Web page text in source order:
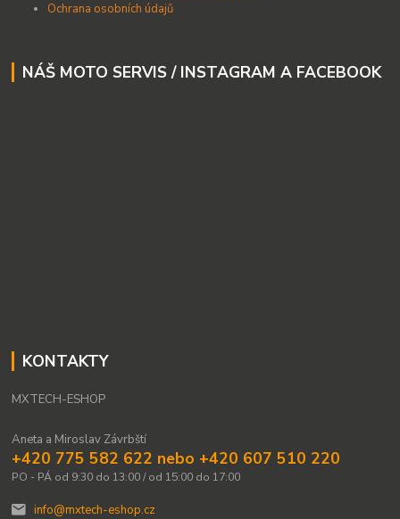
Ochrana osobních údajů
NÁŠ MOTO SERVIS / INSTAGRAM A FACEBOOK
KONTAKTY
MXTECH-ESHOP
Aneta a Miroslav Závrbští
+420 775 582 622 nebo +420 607 510 220
PO - PÁ od 9:30 do 13:00 / od 15:00 do 17:00
info@mxtech-eshop.cz